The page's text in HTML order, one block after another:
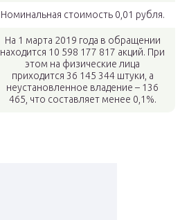
Номинальная стоимость 0,01 рубля.
На 1 марта 2019 года в обращении
находится 10 598 177 817 акций. При
этом на физические лица
приходится 36 145 344 штуки, а
неустановленное владение – 136
465, что составляет менее 0,1%.